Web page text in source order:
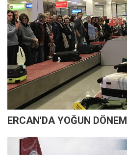
ERCAN'DA YOĞUN DÖNEM